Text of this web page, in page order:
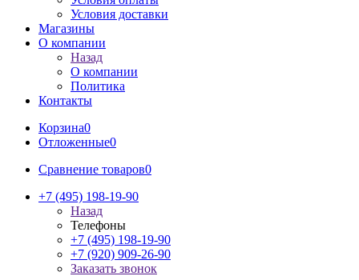
Условия доставки
Магазины
О компании
Назад
О компании
Политика
Контакты
Корзина0
Отложенные0
Сравнение товаров0
+7 (495) 198-19-90
Назад
Телефоны
+7 (495) 198-19-90
+7 (920) 909-26-90
Заказать звонок